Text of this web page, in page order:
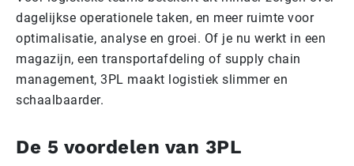
dagelijkse operationele taken, en meer ruimte voor
optimalisatie, analyse en groei. Of je nu werkt in een
magazijn, een transportafdeling of supply chain
management, 3PL maakt logistiek slimmer en
schaalbaarder.
De 5 voordelen van 3PL